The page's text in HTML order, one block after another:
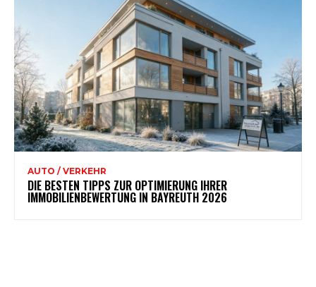
AUTO / VERKEHR
DIE BESTEN TIPPS ZUR OPTIMIERUNG IHRER
IMMOBILIENBEWERTUNG IN BAYREUTH 2026